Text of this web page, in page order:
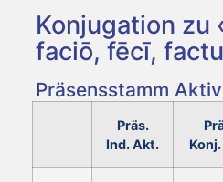
Konjugation zu
faciō, fēcī,
Präsensstamm Aktiv
Präs.
Ind. Akt.